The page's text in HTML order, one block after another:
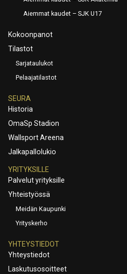
Aiemmat kaudet – SJK U17
Kokoonpanot
Tilastot
Sarjataulukot
Pelaajatilastot
SEURA
Historia
OmaSp Stadion
Wallsport Areena
Jalkapallolukio
YRITYKSILLE
Palvelut yrityksille
Yhteistyössä
Meidän Kaupunki
Yrityskerho
YHTEYSTIEDOT
Yhteystiedot
Laskutusosoitteet